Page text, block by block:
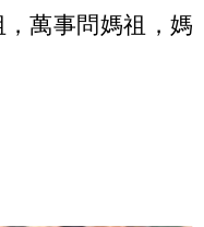
萬事問媽祖，媽